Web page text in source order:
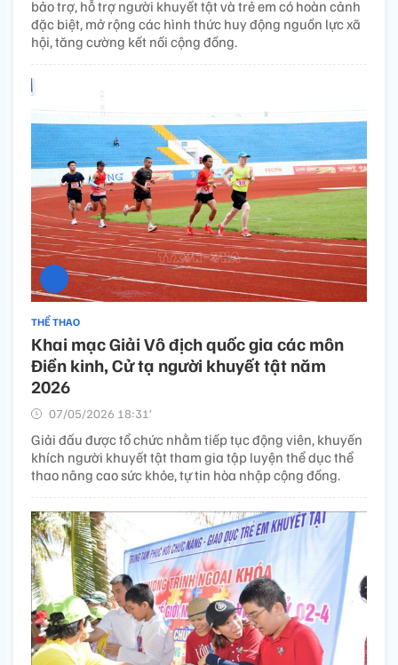
bảo trợ, hỗ trợ người khuyết tật và trẻ em có hoàn cảnh
đặc biệt, mở rộng các hình thức huy động nguồn lực xã
hội, tăng cường kết nối cộng đồng.
THỂ THAO
Khai mạc Giải Vô địch quốc gia các môn
Điền kinh, Cử tạ người khuyết tật năm
2026
07/05/2026 18:31’
Giải đấu được tổ chức nhằm tiếp tục động viên, khuyến
khích người khuyết tật tham gia tập luyện thể dục thể
thao nâng cao sức khỏe, tự tin hòa nhập cộng đồng.